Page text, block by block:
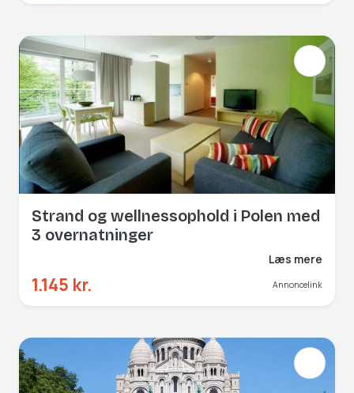
Strand og wellnessophold i Polen med
3 overnatninger
Læs mere
1.145 kr. Annoncelink